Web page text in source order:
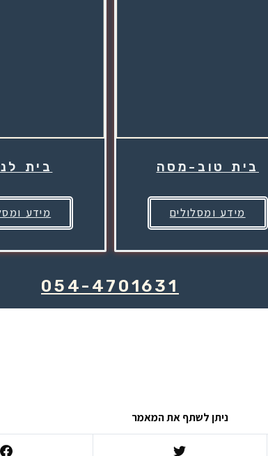
בית
מידע
בית טוב-מסה
מידע ומסלולים
054-4701631
ניתן לשתף את המאמר